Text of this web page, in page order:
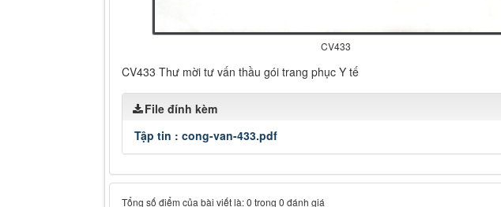
CV433
CV433 Thư mời tư vấn thầu gói trang phục Y tế
File đính kèm
Tập tin : cong-van-433.pdf
Tổng số điểm của bài viết là: 0 trong 0 đánh giá